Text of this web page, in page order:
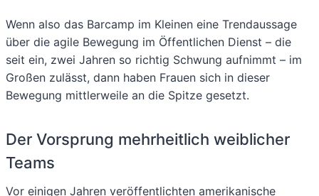
Wenn also das Barcamp im Kleinen eine Trendaussage
über die agile Bewegung im Öffentlichen Dienst – die
seit ein, zwei Jahren so richtig Schwung aufnimmt – im
Großen zulässt, dann haben Frauen sich in dieser
Bewegung mittlerweile an die Spitze gesetzt.
Der Vorsprung mehrheitlich weiblicher
Teams
Vor einigen Jahren veröffentlichten amerikanische